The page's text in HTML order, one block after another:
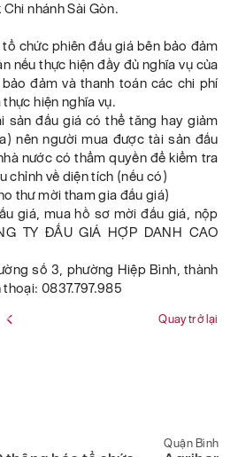
nhánh Sài Gòn.
tổ chức phiên đấu giá bên bảo đảm
nếu thực hiện đầy đủ nghĩa vụ của
đảm và thanh toán các chi phí
hiện nghĩa vụ.
sản đấu giá có thể tăng hay giảm
nên người mua được tài sản đấu
nước có thẩm quyền để kiểm tra
chỉnh về diện tích (nếu có)
thư mời tham gia đấu giá)
giá, mua hồ sơ mời đấu giá, nộp
TY ĐẤU GIÁ HỢP DANH CAO
số 3, phường Hiệp Bình, thành
0837.797.985
Quay trở lại
Quận Bình